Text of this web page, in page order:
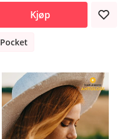
Kjøp
Pocket